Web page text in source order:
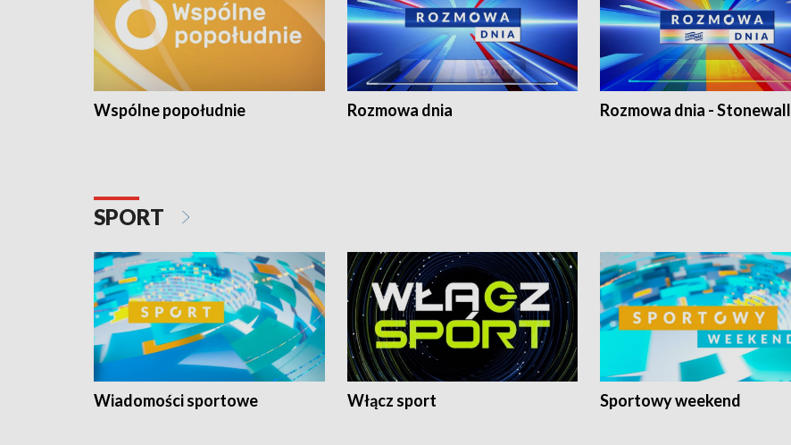
Wspólne popołudnie Rozmowa dnia Rozmowa dnia - Stonewall
SPORT
Wiadomości sportowe Włącz sport Sportowy weekend